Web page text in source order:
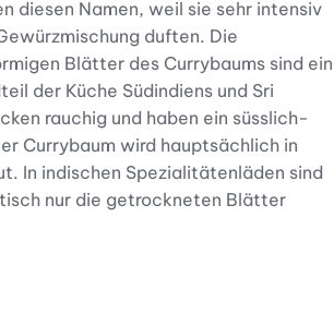
diesen Namen, weil sie sehr intensiv
duften. Die
Blätter des Currybaums sind ein
der Küche Südindiens und Sri
rauchig und haben ein süsslich-
Currybaum wird hauptsächlich in
In indischen Spezialitätenläden sind
nur die getrockneten Blätter